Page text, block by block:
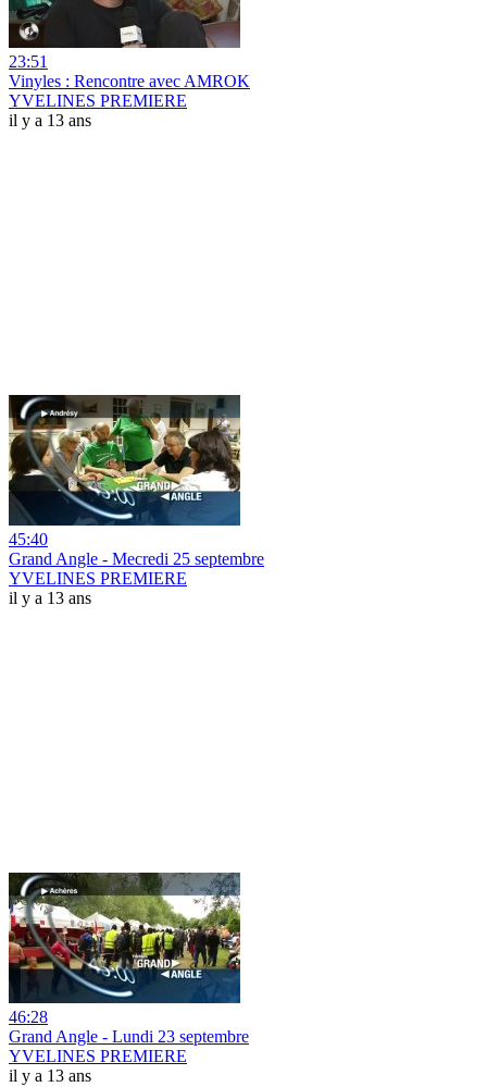
23:51
Vinyles : Rencontre avec AMROK
YVELINES PREMIERE
il y a 13 ans
45:40
Grand Angle - Mecredi 25 septembre
YVELINES PREMIERE
il y a 13 ans
46:28
Grand Angle - Lundi 23 septembre
YVELINES PREMIERE
il y a 13 ans